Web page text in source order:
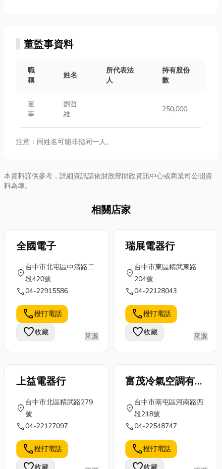
董監事資料
職
稱
姓名
所代表法
人
持有股份
數
董
事
劉哲
維
250,000
注意：同姓名可能非指同一人。
本資料謹供參考，詳細資訊請依財政部財政資訊中心或商業司公開資
料為準。
相關店家
全國電子
location_on
台中市北屯區中清路二
段420號
call04-22915586
call撥打電話
favorite收藏 來源
瑞展電器行
location_on
台中市東區精武東路
204號
call04-22128043
call撥打電話
favorite收藏 來源
上益電器行
location_on
台中市北區精武路279
號
call04-22127097
call撥打電話
富茂冷氣空調有限
公司
location_on
台中市南屯區河南路四
段218號
call04-22548747
call撥打電話